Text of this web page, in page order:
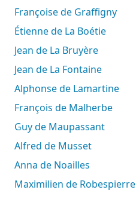
Françoise de Graffigny
Étienne de La Boétie
Jean de La Bruyère
Jean de La Fontaine
Alphonse de Lamartine
François de Malherbe
Guy de Maupassant
Alfred de Musset
Anna de Noailles
Maximilien de Robespierre